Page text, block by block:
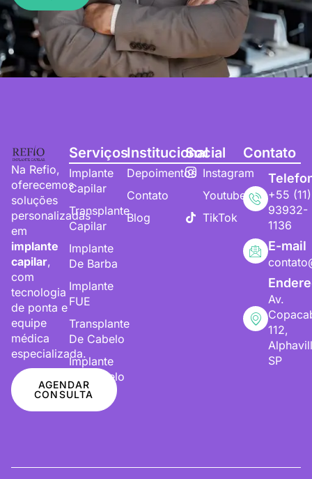
Na Refio,
oferecemos
soluções
personalizadas
em
implante
capilar,
com
tecnologia
de ponta e
equipe
médica
especializada.
AGENDAR
CONSULTA
Serviços
Implante
Capilar
Transplante
Capilar
Implante
De Barba
Implante
FUE
Transplante
De Cabelo
Implante
De Cabelo
Institucional
Depoimentos
Contato
Blog
Social
Instagram
Youtube
TikTok
Contato
+55 (11)
93932-
1136
E-mail
Av.
112,
SP